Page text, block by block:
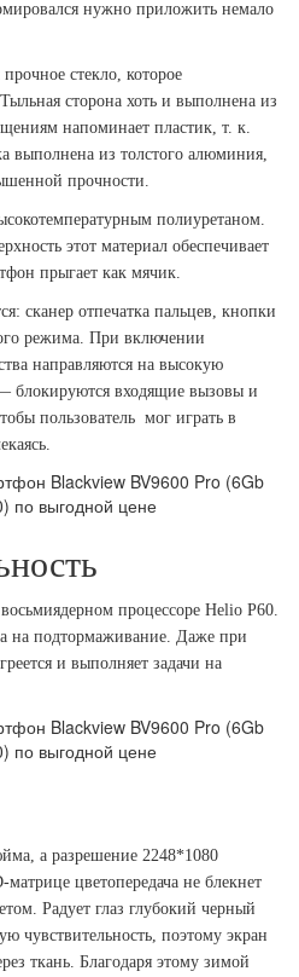
нужно приложить немало
стекло, которое
сторона хоть и выполнена из
напоминает пластик, т. к.
выполнена из толстого алюминия,
прочности.
полиуретаном.
этот материал обеспечивает
прыгает как мячик.
сканер отпечатка пальцев, кнопки
режима. При включении
направляются на высокую
блокируются входящие вызовы и
пользователь мог играть в
процессоре Helio P60.
на подтормаживание. Даже при
и выполняет задачи на
а разрешение 2248*1080
цветопередача не блекнет
Радует глаз глубокий черный
чувствительность, поэтому экран
ткань. Благодаря этому зимой